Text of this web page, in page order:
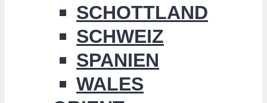
SCHOTTLAND
SCHWEIZ
SPANIEN
WALES